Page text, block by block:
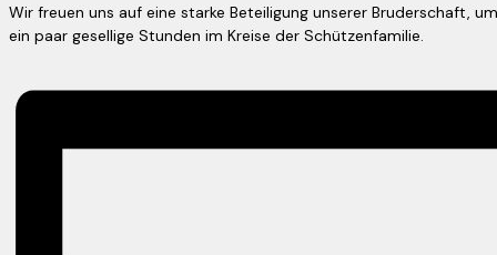
Wir freuen uns auf eine starke Beteiligung unserer Bruderschaft,
ein paar gesellige Stunden im Kreise der Schützenfamilie.